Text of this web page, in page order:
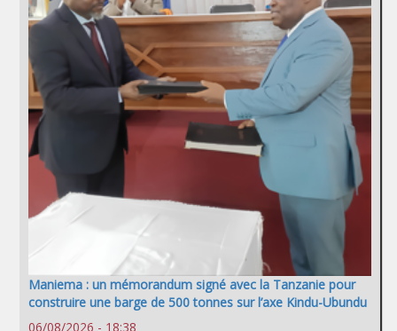
Maniema : un mémorandum signé avec la Tanzanie pour
construire une barge de 500 tonnes sur l’axe Kindu-Ubundu
06/08/2026 - 18:38